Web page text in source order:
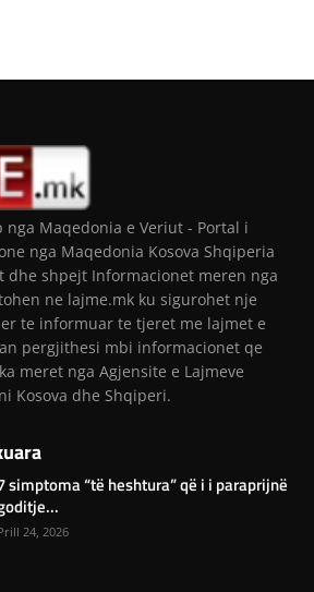
nga Maqedonia e Veriut - Portal i
nga Maqedonia Kosova Shqiperia
dhe shpejt Informacionet meren nga
ne lajme.mk ku sigurohet nje
te informuar te tjeret me lajmet e
pergjithesi mbi informacionet qe
meret nga Agjensite e Lajmeve
Kosova dhe Shqiperi.
simptoma “të heshtura” që i i paraprijnë
24, 2026